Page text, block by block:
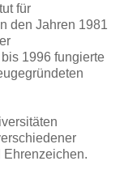
für
den Jahren 1981
1996 fungierte
Ehrenzeichen.